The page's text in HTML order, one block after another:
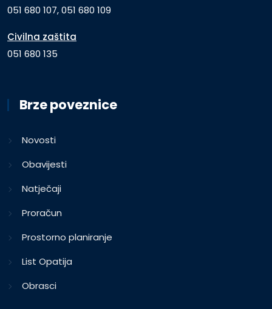
051 680 107, 051 680 109
Civilna zaštita
051 680 135
Brze poveznice
Novosti
Obavijesti
Natječaji
Proračun
Prostorno planiranje
List Opatija
Obrasci